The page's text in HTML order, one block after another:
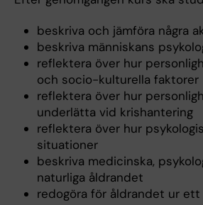
beskriva och jämföra några
beskriva människans
reflektera över hur
och socio-kulturella faktorer
reflektera över hur
underlätta vid krishantering
reflektera över hur
situationer
beskriva medicinska,
naturliga åldrandet
redogöra för åldrandet ur